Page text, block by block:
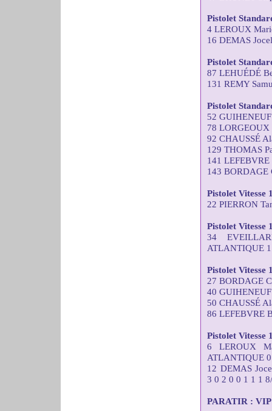
Pistolet
4 LEROUX
16 DEMAS
Pistolet
87 LEHUÉDÉ
131 REMY
Pistolet
52
78 LORGEOUX
92 CHAUSSÉ
129 THOMAS
141
143 BORDAGE
Pistolet Vitesse
22 PIERRON
Pistolet Vitesse
34
ATLANTIQUE
Pistolet Vitesse
27 BORDAGE
40
50 CHAUSSÉ
86 LEFEBVRE
Pistolet Vitesse
6 LEROUX
ATLANTIQUE
12 DEMAS
3 0 2 0 0 1 1 1
PARATIR : VIP